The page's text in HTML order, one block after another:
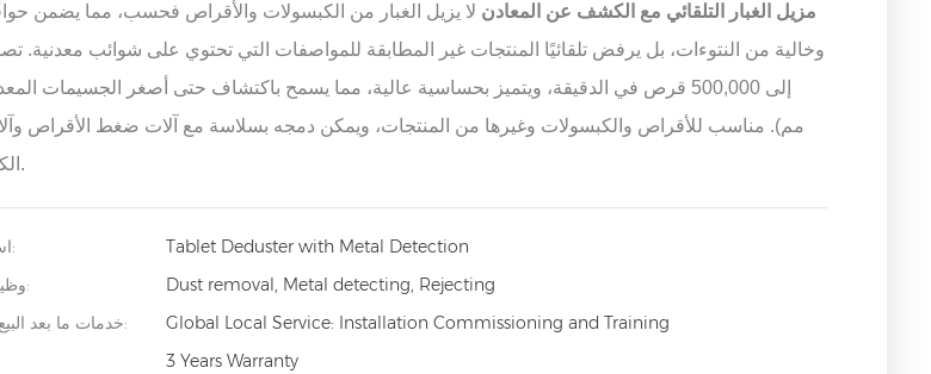
مزيل الغبار التلقائي مع الكشف عن المعادن لا يزيل الغبار من الكبسولات والأقراص فحسب، مما يضمن
وخالية من النتوءات، بل يرفض تلقائيًا المنتجات غير المطابقة للمواصفات التي تحتوي على شوائب معدنية.
مم). مناسب للأقراص والكبسولات وغيرها من المنتجات، ويمكن دمجه بسلاسة مع آلات ضغط الأقراص
الكبسولات.
اسم المنتج:
Tablet Deduster with Metal Detection
وظيفة المنتج:
Dust removal, Metal detecting, Rejecting
خدمات ما بعد البيع المقدمة:
Global Local Service: Installation Commissioning and Training
3 Years Warranty